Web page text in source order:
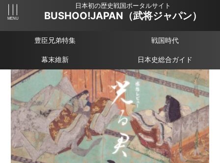
日本初の歴史戦国ポータルサイト
BUSHOO!JAPAN（武将ジャパン）
豊臣兄弟特集 戦国時代
幕末維新 日本史総合ガイド